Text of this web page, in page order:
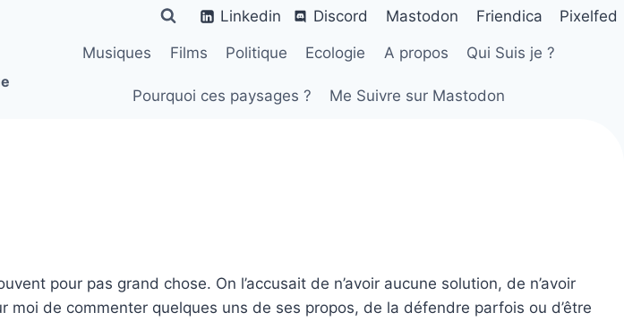
Linkedin Discord Mastodon Friendica Pixelfed
Musiques Films Politique Ecologie A propos Qui Suis je ?
Pourquoi ces paysages ? Me Suivre sur Mastodon
pour pas grand chose. On l’accusait de n’avoir aucune solution, de n’avoir
moi de commenter quelques uns de ses propos, de la défendre parfois ou d’être